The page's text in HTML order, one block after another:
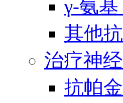
γ-氨
其他
治疗神
抗帕